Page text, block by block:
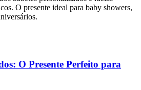
O Presente Perfeito para